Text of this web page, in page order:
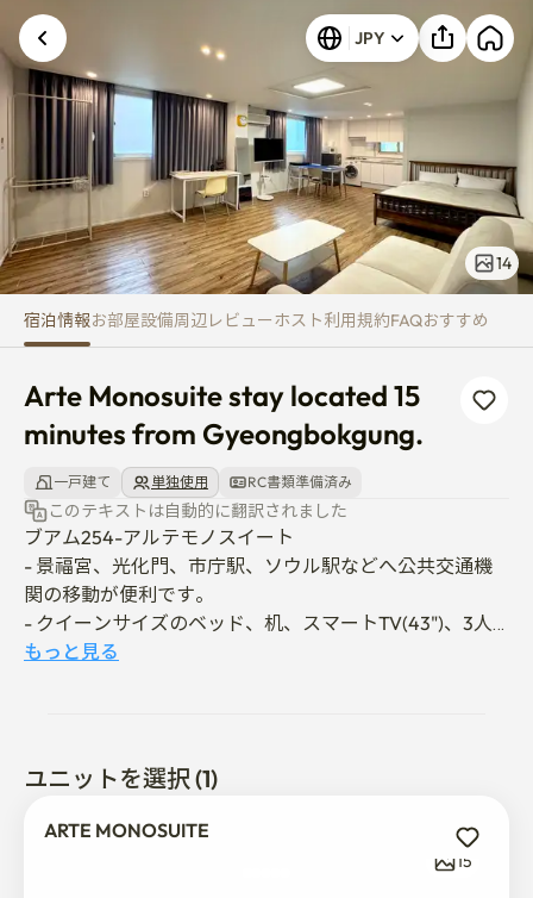
Arte Monosuite stay located
JPY
14
宿泊情報お部屋設備周辺 レビューホスト利用規約FAQおすすめ
Arte Monosuite stay located 15
minutes from Gyeongbokgung.
一戸建て 単独使用 RC書類準備済み
このテキストは自動的に翻訳されました
ブアム254-アルテモノスイート
- 景福宮、光化門、市庁駅、ソウル駅などへ公共交通機
関の移動が便利です。
- クイーンサイズのベッド、机、スマートTV(43")、3人
ソファー、調理器具などの便益施設が完備されていま
- ゲストが必要な要請事項はいつでも迅速に支援いたし
ます。
もっと見る
ユニットを選択 (1)
ARTE MONOSUITE
15